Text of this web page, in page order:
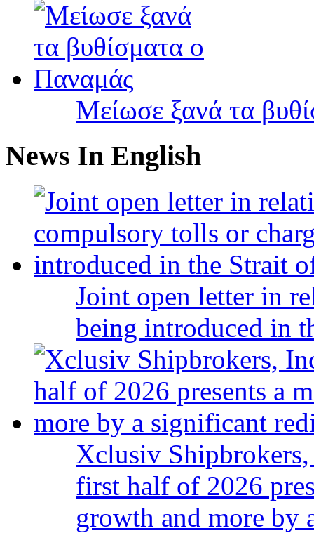
Μείωσε ξανά τα
News In English
Joint open letter in
being introduced in
Xclusiv
first half of 2026
growth and more